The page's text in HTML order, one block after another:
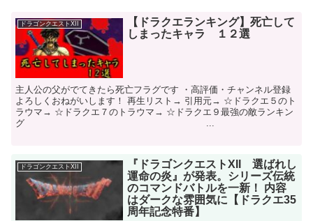
ドラゴンクエストXII
【ドラクエランキング】死亡して
しまったキャラ １２選
主人公の父がでてきたら死亡フラグです ・高評価・チャンネル登録
よろしくおねがいします！ 再生リスト→ 引用元→ ☆ドラクエ５のト
ラウマ→ ☆ドラクエ７のトラウマ→ ☆ドラクエ９最強の敵ランキン
グ ...
ドラゴンクエストXII
『ドラゴンクエストXII 選ばれし
運命の炎』が発表。シリーズ伝統
のコマンドバトルを一新！ 内容
はダークな雰囲気に【ドラクエ35
周年記念特番】